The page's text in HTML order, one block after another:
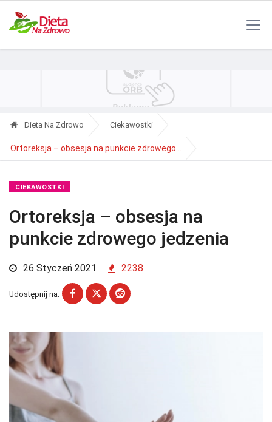
Dieta Na Zdrowo Ciekawostki
Ortoreksja – obsesja na punkcie zdrowego...
CIEKAWOSTKI
Ortoreksja – obsesja na
punkcie zdrowego jedzenia
26 Styczeń 2021 2238
Udostępnij na: